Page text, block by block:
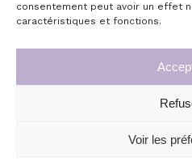
consentement peut avoir un effet
caractéristiques et fonctions.
Voir les
Accueil
Commande de chèques
Boutique en
Infos légales
Politique de confidentialité
© Copyright 2026 | Le